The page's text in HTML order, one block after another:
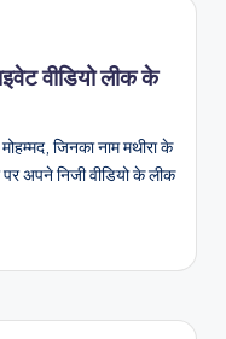
वीडियो लीक के
जिनका नाम मथीरा के
पर अपने निजी वीडियो के लीक